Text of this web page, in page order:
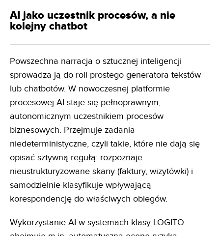
AI jako uczestnik procesów, a nie
kolejny chatbot
Powszechna narracja o sztucznej inteligencji
sprowadza ją do roli prostego generatora tekstów
lub chatbotów. W nowoczesnej platformie
procesowej AI staje się pełnoprawnym,
autonomicznym uczestnikiem procesów
biznesowych. Przejmuje zadania
niedeterministyczne, czyli takie, które nie dają się
opisać sztywną regułą: rozpoznaje
nieustrukturyzowane skany (faktury, wizytówki) i
samodzielnie klasyfikuje wpływającą
korespondencję do właściwych obiegów.
Wykorzystanie AI w systemach klasy LOGITO